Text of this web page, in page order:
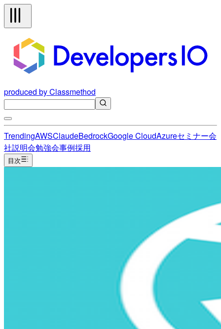
produced by Classmethod
TrendingAWSClaudeBedrockGoogle CloudAzureセミナー会
社説明会勉強会事例採用
目次